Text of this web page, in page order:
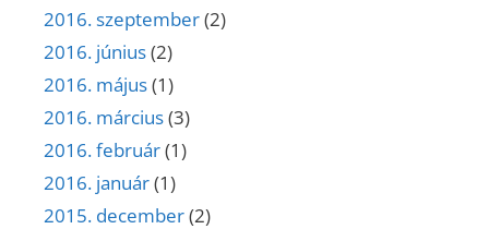
2016. szeptember(2)
2016. június(2)
2016. május(1)
2016. március(3)
2016. február(1)
2016. január(1)
2015. december(2)